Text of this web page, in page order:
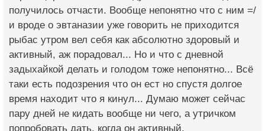
получилось отчасти. Вообще непонятно что с ним =/
и вроде о эвтаназии уже говорить не приходится
рыбас утром вел себя как абсолютно здоровый и
активный, аж порадовал... Но и что с дневной
задыхайкой делать и голодом тоже непонятно... Всё
таки есть подозрения что он ест но спустя долгое
время находит что я кинул... Думаю может сейчас
пару дней не кидать вообще ни чего, а утричком
попробовать дать, когда он активный.